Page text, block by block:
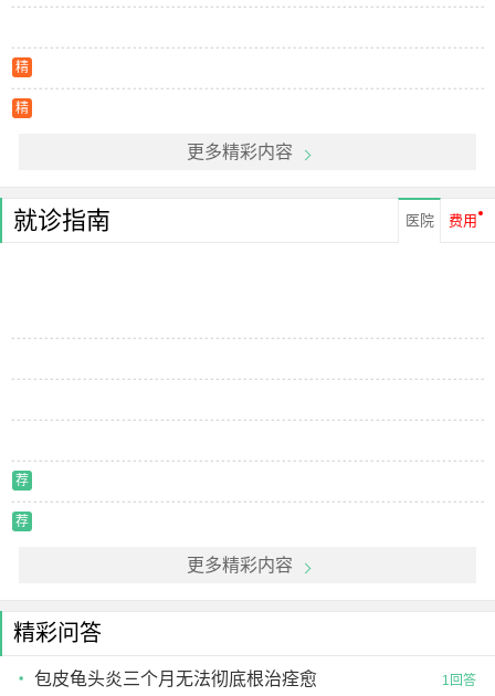
精
精
更多精彩内容
就诊指南 医院 费用
荐
荐
更多精彩内容
精彩问答
包皮龟头炎三个月无法彻底根治痊愈 1回答